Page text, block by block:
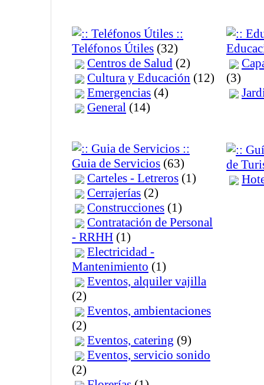
Teléfonos Útiles (32)
Centros de Salud (2)
Cultura y Educación (12)
Emergencias (4)
General (14)
(3)
Guia de Servicios (63)
Carteles - Letreros (1)
Cerrajerías (2)
Construcciones (1)
Contratación de Personal
- RRHH (1)
Electricidad -
Mantenimiento (1)
Eventos, alquiler vajilla
(2)
Eventos, ambientaciones
(2)
Eventos, catering (9)
Eventos, servicio sonido
(2)
de